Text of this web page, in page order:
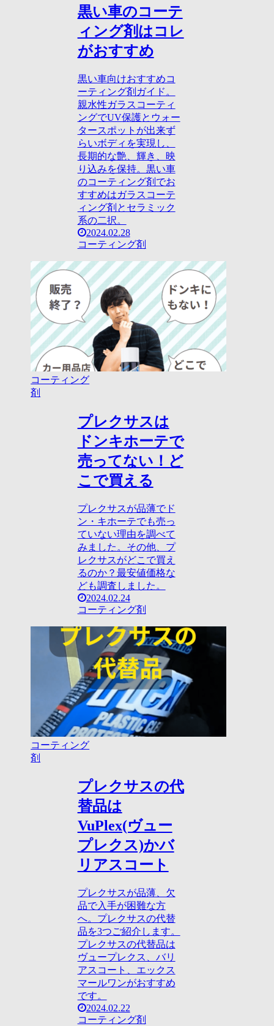
黒い車のコーテ
ィング剤はコレ
がおすすめ
黒い車向けおすすめコ
ーティング剤ガイド。
親水性ガラスコーティ
ングでUV保護とウォー
タースポットが出来ず
らいボディを実現し、
長期的な艶、輝き、映
り込みを保持。黒い車
のコーティング剤でお
すすめはガラスコーテ
ィング剤とセラミック
系の二択。
2024.02.28
コーティング剤
コーティング
剤
プレクサスは
ドンキホーテで
売ってない！ど
こで買える
プレクサスが品薄でド
ン・キホーテでも売っ
ていない理由を調べて
みました。その他、プ
レクサスがどこで買え
るのか？最安値価格な
ども調査しました。
2024.02.24
コーティング剤
コーティング
剤
プレクサスの代
替品は
VuPlex(ヴュー
プレクス)かバ
リアスコート
プレクサスが品薄、欠
品で入手が困難な方
へ。プレクサスの代替
品を3つご紹介します。
プレクサスの代替品は
ヴュープレクス、バリ
アスコート、エックス
マールワンがおすすめ
です。
2024.02.22
コーティング剤